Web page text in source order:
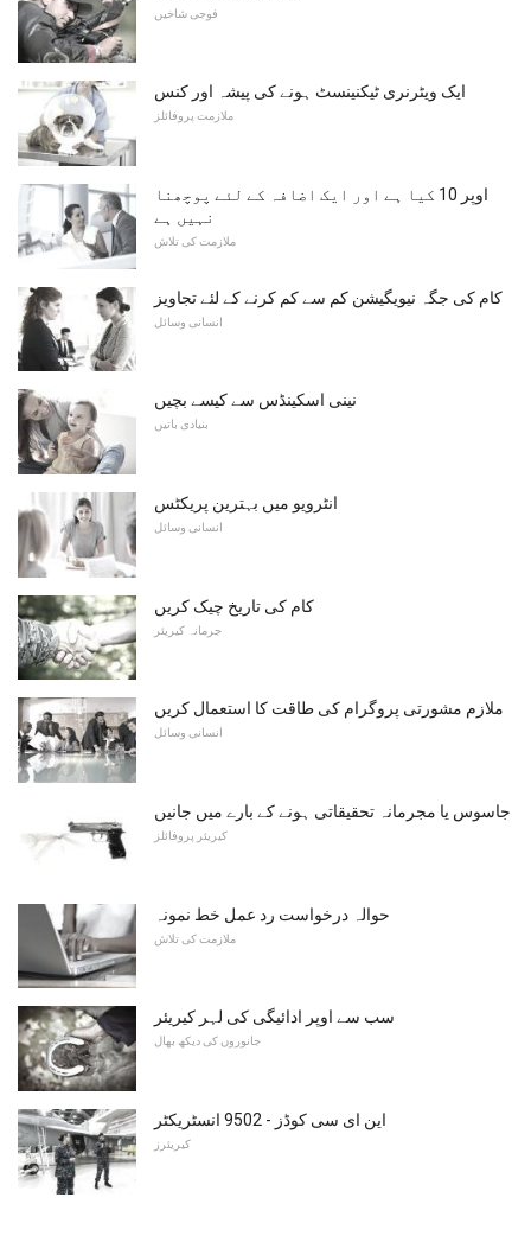
فوجی شاخیں
ایک ویٹرنری ٹیکنینسٹ ہونے کی پیشہ اور کنس
ملازمت پروفائلز
اوپر 10 کیا ہے اور ایک اضافہ کے لئے پوچھنا
نہیں ہے
ملازمت کی تلاش
کام کی جگہ نیویگیشن کم سے کم کرنے کے لئے تجاویز
انسانی وسائل
نینی اسکینڈس سے کیسے بچیں
بنیادی باتیں
انٹرویو میں بہترین پریکٹس
انسانی وسائل
کام کی تاریخ چیک کریں
جرمانہ کیریئر
ملازم مشورتی پروگرام کی طاقت کا استعمال کریں
انسانی وسائل
جاسوس یا مجرمانہ تحقیقاتی ہونے کے بارے میں جانیں
کیریئر پروفائلز
حوالہ درخواست رد عمل خط نمونہ
ملازمت کی تلاش
سب سے اوپر ادائیگی کی لہر کیریئر
جانوروں کی دیکھ بھال
این ای سی کوڈز - 9502 انسٹریکٹر
کیریئرز